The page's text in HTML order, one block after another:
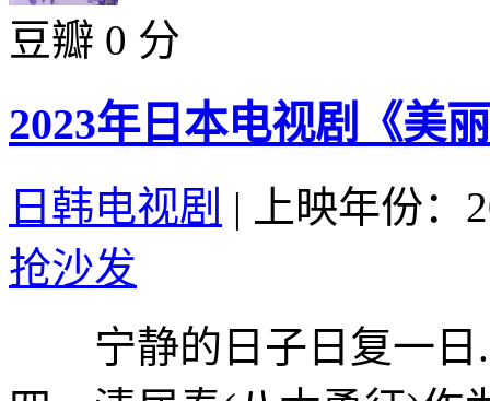
豆瓣 0 分
2023年日本电视剧《美
日韩电视剧 |
上映年份：
抢沙发
宁静的日子日复一日